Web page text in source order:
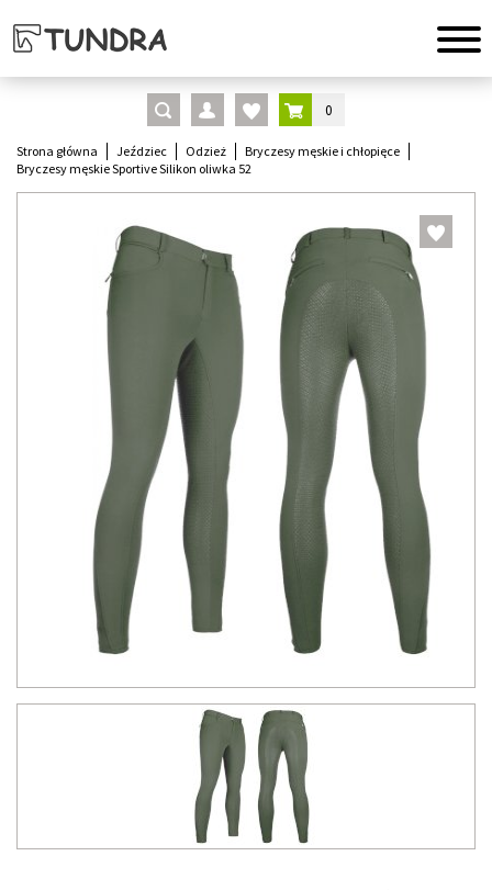
0
Strona główna Jeździec Odzież
Bryczesy męskie i chłopięce
Bryczesy męskie Sportive Silikon oliwka 52